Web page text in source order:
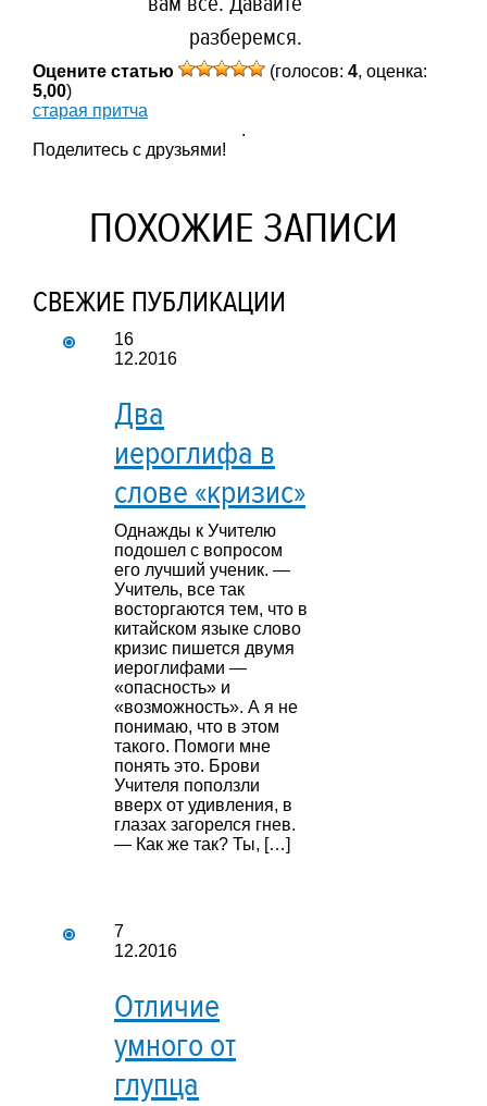
разберемся.
Оцените статью (голосов: 4, оценка:
5,00)
старая притча
.
Поделитесь с друзьями!
ПОХОЖИЕ ЗАПИСИ
СВЕЖИЕ ПУБЛИКАЦИИ
16
12.2016
Два
иероглифа в
слове «кризис»
Однажды к Учителю
подошел с вопросом
его лучший ученик. —
Учитель, все так
восторгаются тем, что в
китайском языке слово
кризис пишется двумя
иероглифами —
«опасность» и
«возможность». А я не
понимаю, что в этом
такого. Помоги мне
понять это. Брови
Учителя поползли
вверх от удивления, в
глазах загорелся гнев.
— Как же так? Ты, […]
7
12.2016
Отличие
умного от
глупца